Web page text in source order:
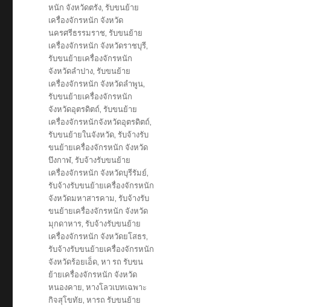
หนัก จังหวัดตรัง,รับขนย้าย
เครื่องจักรหนัก จังหวัด
นครศรีธรรมราช,รับขนย้าย
เครื่องจักรหนัก จังหวัดราชบุรี,
รับขนย้ายเครื่องจักรหนัก
จังหวัดลำปาง,รับขนย้าย
เครื่องจักรหนัก จังหวัดลำพูน,
รับขนย้ายเครื่องจักรหนัก
จังหวัดอุตรดิตถ์,รับขนย้าย
เครื่องจักรหนักจังหวัดอุตรดิตถ์,
รับขนย้ายในจังหวัด,รับจ้างรับ
ขนย้ายเครื่องจักรหนัก จังหวัด
บึงกาฬ,รับจ้างรับขนย้าย
เครื่องจักรหนัก จังหวัดบุรีรัมย์,
รับจ้างรับขนย้ายเครื่องจักรหนัก
จังหวัดมหาสารคาม,รับจ้างรับ
ขนย้ายเครื่องจักรหนัก จังหวัด
มุกดาหาร,รับจ้างรับขนย้าย
เครื่องจักรหนัก จังหวัดยโสธร,
รับจ้างรับขนย้ายเครื่องจักรหนัก
จังหวัดร้อยเอ็ด,หา รถ รับขน
ย้ายเครื่องจักรหนัก จังหวัด
หนองคาย,หางโลวเบทเฉพาะ
กิจสุโขทัย,หารถ รับขนย้าย